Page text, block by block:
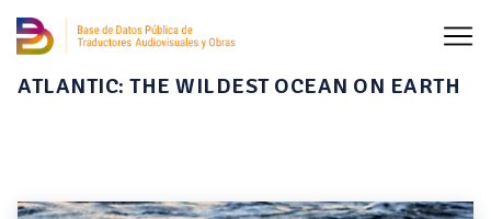
ATLANTIC: THE WILDEST OCEAN ON EARTH